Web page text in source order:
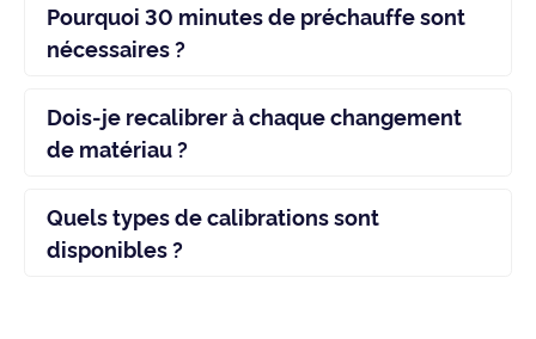
Pourquoi 30 minutes de préchauffe sont
nécessaires ?
Dois-je recalibrer à chaque changement
de matériau ?
Quels types de calibrations sont
disponibles ?